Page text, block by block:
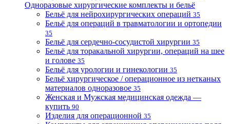
Одноразовые хирургические комплекты и бельё
Бельё для нейрохирургических операций 35
Бельё для операций в травматологии и ортопедии
35
Бельё для сердечно-сосудистой хирургии 35
Бельё для торакальной хирургии, операций на шее
и голове 35
Бельё для урологии и гинекологии 35
Бельё хирургическое / операционное из нетканых
материалов одноразовое 35
Женская и Мужская медицинская одежда —
купить 90
Изделия для операционной 35